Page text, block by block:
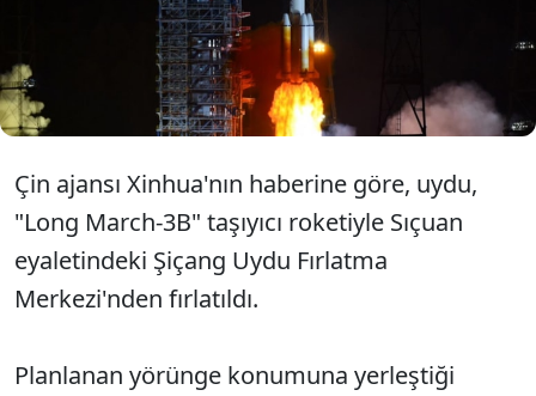
uyduyu uzaya gönderdi.
Çin ajansı Xinhua'nın haberine göre, uydu,
"Long March-3B" taşıyıcı roketiyle Sıçuan
eyaletindeki Şiçang Uydu Fırlatma
Merkezi'nden fırlatıldı.
Planlanan yörünge konumuna yerleştiği